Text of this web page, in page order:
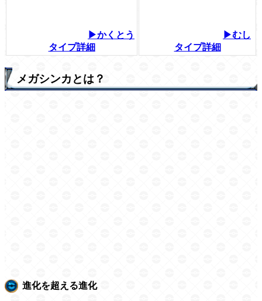
▶かくとう
タイプ詳細
▶むし
タイプ詳細
メガシンカとは？
進化を超える進化